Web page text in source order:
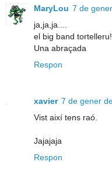
MaryLou 7 de
ja,ja,ja....
el big band
Una abraçada
Respon
xavier 7 de gener
Vist així tens raó.
Jajajaja
Respon